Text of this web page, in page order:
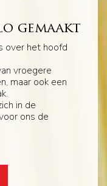
gemaakt
over het hoofd
vroegere
maar ook een
in de
ons de